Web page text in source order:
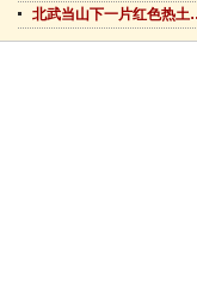
北武当山下一片红色热